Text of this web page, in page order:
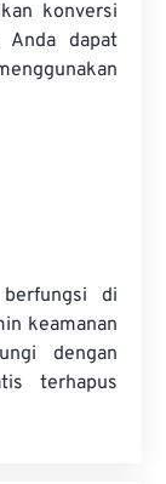
konversi
Anda dapat
di
keamanan
dengan
terhapus